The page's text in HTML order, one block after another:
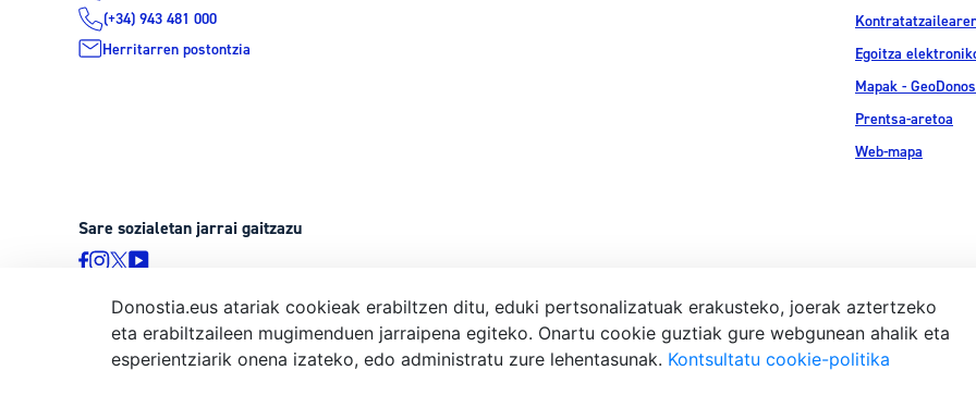
(+34) 943 481 000
Herritarren postontzia
Egoitza
Mapak -
Prentsa-aretoa
Web-mapa
Sare sozialetan jarrai gaitzazu
© Donostiako Udala, Ijentea 1, 20003 Donostia Lege-
Donostia.eus atariak cookieak erabiltzen ditu, eduki pertsonalizatuak erakusteko, joerak aztertzeko
eta erabiltzaileen mugimenduen jarraipena egiteko. Onartu cookie guztiak gure webgunean ahalik eta
esperientziarik onena izateko, edo administratu zure lehentasunak. Kontsultatu cookie-politika